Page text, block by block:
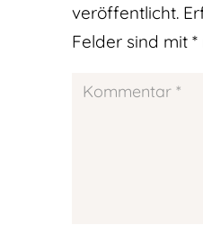
veröffentlicht.
Felder sind mit *